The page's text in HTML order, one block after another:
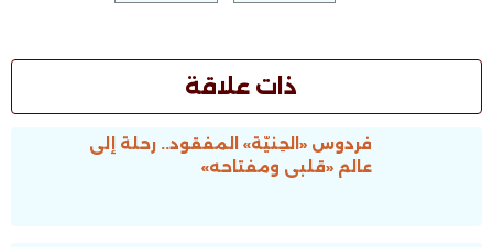
ذات علاقة
فردوس «الحِنيّة» المفقود.. رحلة إلى
عالم «قلبى ومفتاحه»